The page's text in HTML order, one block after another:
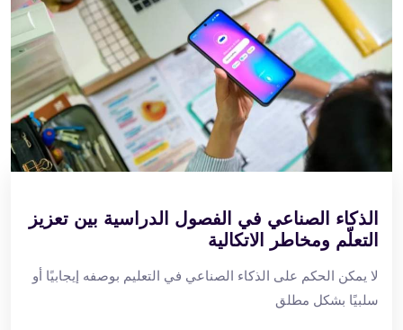
الذكاء الصناعي في الفصول الدراسية بين تعزيز
التعلّم ومخاطر الاتكالية
لا يمكن الحكم على الذكاء الصناعي في التعليم بوصفه إيجابيًا أو
سلبيًا بشكل مطلق